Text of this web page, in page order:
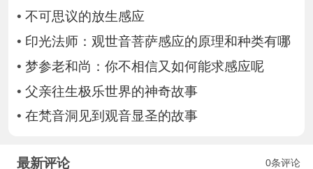
• 不可思议的放生感应
• 印光法师：观世音菩萨感应的原理和种类有哪
• 梦参老和尚：你不相信又如何能求感应呢
• 父亲往生极乐世界的神奇故事
• 在梵音洞见到观音显圣的故事
0条评论
最新评论